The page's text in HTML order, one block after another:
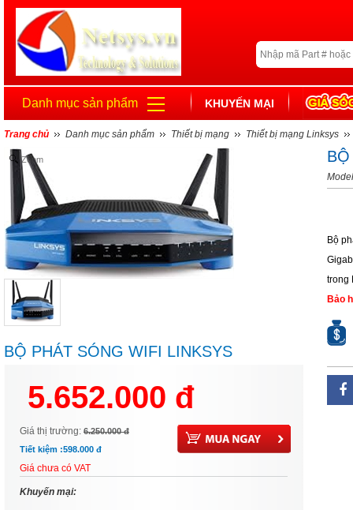
Danh mục sản phẩm KHUYẾN MẠI
Trang chủ Danh mục sản phẩm Thiết bị mạng Thiết bị mạng Linksys
Zoom
BỘ PHÁT SÓNG WIFI LINKSYS
5.652.000 đ
Giá thị trường: 6.250.000 đ
Tiết kiệm :598.000 đ
Giá chưa có VAT
Khuyến mại:
Bộ
trong
Bảo